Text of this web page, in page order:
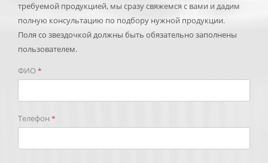
требуемой продукцией, мы сразу свяжемся с вами и дадим
полную консультацию по подбору нужной продукции.
Поля со звездочкой должны быть обязательно заполнены
пользователем.
ФИО*
Телефон *